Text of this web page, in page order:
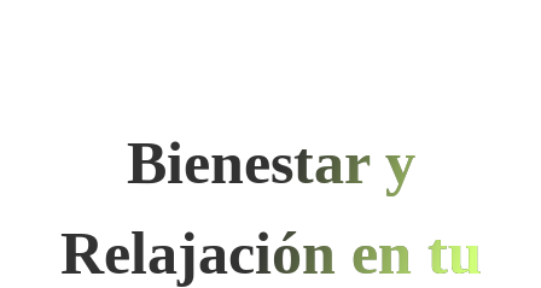
Bienestar y
Relajación en tu